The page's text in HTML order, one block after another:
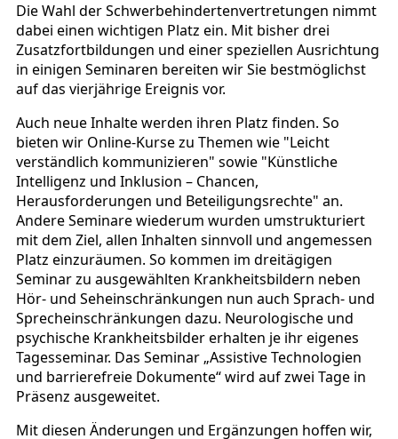
Die Wahl der Schwerbehindertenvertretungen nimmt
dabei einen wichtigen Platz ein. Mit bisher drei
Zusatzfortbildungen und einer speziellen Ausrichtung
in einigen Seminaren bereiten wir Sie bestmöglichst
auf das vierjährige Ereignis vor.
Auch neue Inhalte werden ihren Platz finden. So
bieten wir Online-Kurse zu Themen wie "Leicht
verständlich kommunizieren" sowie "Künstliche
Intelligenz und Inklusion – Chancen,
Herausforderungen und Beteiligungsrechte" an.
Andere Seminare wiederum wurden umstrukturiert
mit dem Ziel, allen Inhalten sinnvoll und angemessen
Platz einzuräumen. So kommen im dreitägigen
Seminar zu ausgewählten Krankheitsbildern neben
Hör- und Seheinschränkungen nun auch Sprach- und
Sprecheinschränkungen dazu. Neurologische und
psychische Krankheitsbilder erhalten je ihr eigenes
Tagesseminar. Das Seminar „Assistive Technologien
und barrierefreie Dokumente“ wird auf zwei Tage in
Präsenz ausgeweitet.
Mit diesen Änderungen und Ergänzungen hoffen wir,